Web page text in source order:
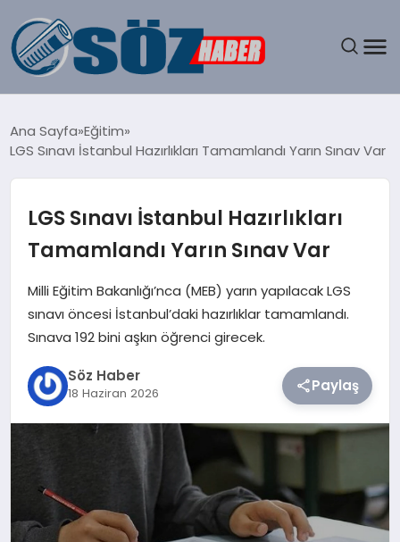
MAGAZIN
EKONOMI
EĞITIM
DÜNYA
SIYASET
YAŞAM
Ana Sayfa Eğitim
LGS Sınavı İstanbul Hazırlıkları Tamamlandı Yarın Sınav Var
LGS Sınavı İstanbul Hazırlıkları
Tamamlandı Yarın Sınav Var
Milli Eğitim Bakanlığı’nca (MEB) yarın yapılacak LGS
sınavı öncesi İstanbul’daki hazırlıklar tamamlandı.
Sınava 192 bini aşkın öğrenci girecek.
Söz Haber
18 Haziran 2026 Paylaş